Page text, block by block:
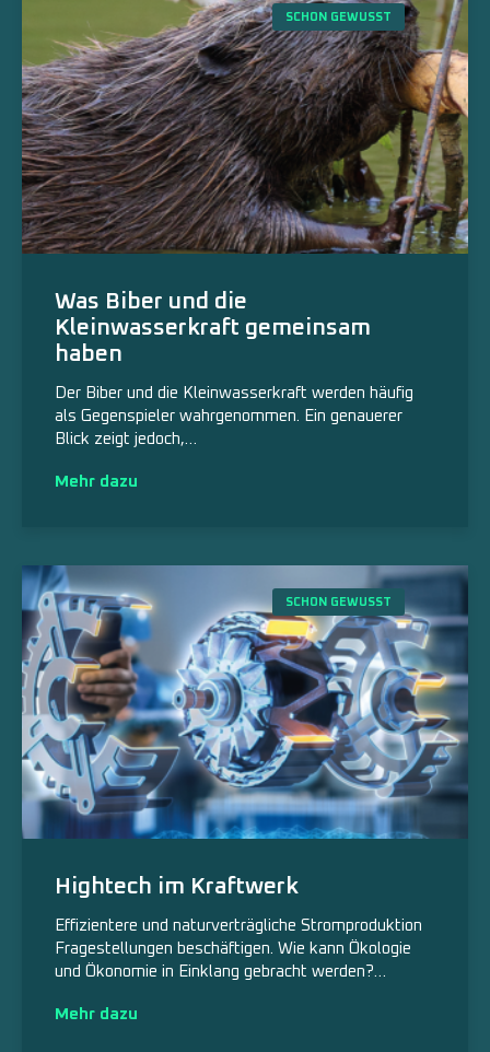
SCHON GEWUSST
Was Biber und die
Kleinwasserkraft gemeinsam
haben
Der Biber und die Kleinwasserkraft werden häufig
als Gegenspieler wahrgenommen. Ein genauerer
Blick zeigt jedoch,…
Mehr dazu
SCHON GEWUSST
Hightech im Kraftwerk
Effizientere und naturverträgliche Stromproduktion
Fragestellungen beschäftigen. Wie kann Ökologie
und Ökonomie in Einklang gebracht werden?…
Mehr dazu